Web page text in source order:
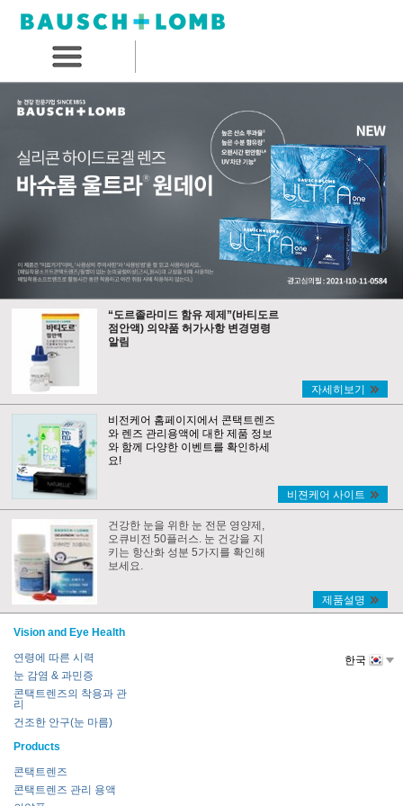
“도르졸라미드 함유 제제”(바티도르
점안액) 의약품 허가사항 변경명령
알림
자세히보기
비전케어 홈페이지에서 콘택트렌즈
와 렌즈 관리용액에 대한 제품 정보
와 함께 다양한 이벤트를 확인하세
요!
비젼케어 사이트
건강한 눈을 위한 눈 전문 영양제,
오큐비전 50플러스. 눈 건강을 지
키는 항산화 성분 5가지를 확인해
보세요.
제품설명
Vision and Eye Health
연령에 따른 시력
눈 감염 & 과민증
콘택트렌즈의 착용과 관
리
건조한 안구(눈 마름)
Products
콘택트렌즈
콘택트렌즈 관리 용액
한국